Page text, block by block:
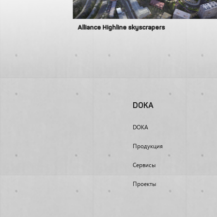
Alliance Highline skyscrapers
DOKA
DOKA
Продукция
Сервисы
Проекты